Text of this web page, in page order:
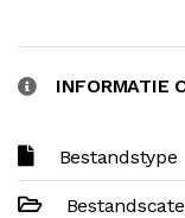
INFORMATIE
Bestandstype